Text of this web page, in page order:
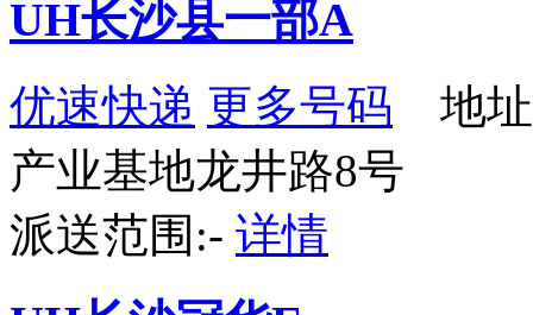
UH长沙县一部A
优速快递 更多号码 地址
产业基地龙井路8号
派送范围:- 详情